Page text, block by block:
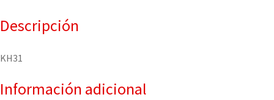
Descripción
KH31
Información adicional